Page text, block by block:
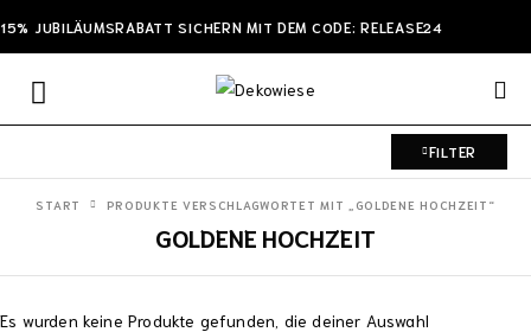
15% JUBILÄUMSRABATT SICHERN MIT DEM CODE: RELEASE24
FILTER
GOLDENE HOCHZEIT
START PRODUKTE VERSCHLAGWORTET MIT „GOLDENE HOCHZEIT“
Es wurden keine Produkte gefunden, die deiner Auswahl